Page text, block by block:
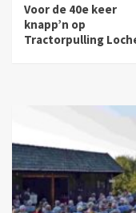
Voor de 40e keer
knapp’n op
Tractorpulling